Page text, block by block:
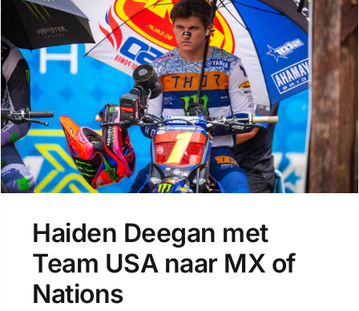
Haiden Deegan met
Team USA naar MX of
Nations